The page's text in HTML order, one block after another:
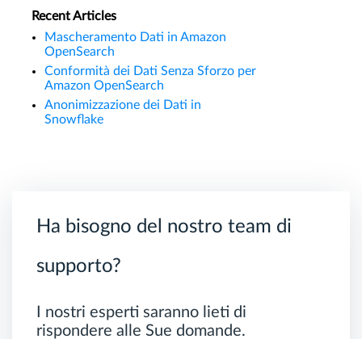
Recent Articles
Mascheramento Dati in Amazon
OpenSearch
Conformità dei Dati Senza Sforzo per
Amazon OpenSearch
Anonimizzazione dei Dati in
Snowflake
Ha bisogno del nostro team di
supporto?
I nostri esperti saranno lieti di
rispondere alle Sue domande.